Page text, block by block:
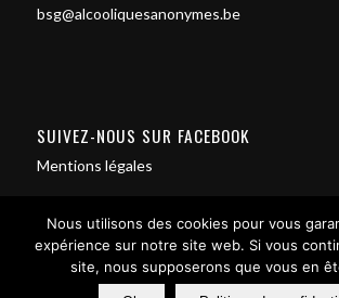
bsg@alcooliquesanonymes.be
SUIVEZ-NOUS SUR FACEBOOK
Mentions légales
Nous utilisons des cookies pour vous
expérience sur notre site web. Si vous
site, nous supposerons que vous en